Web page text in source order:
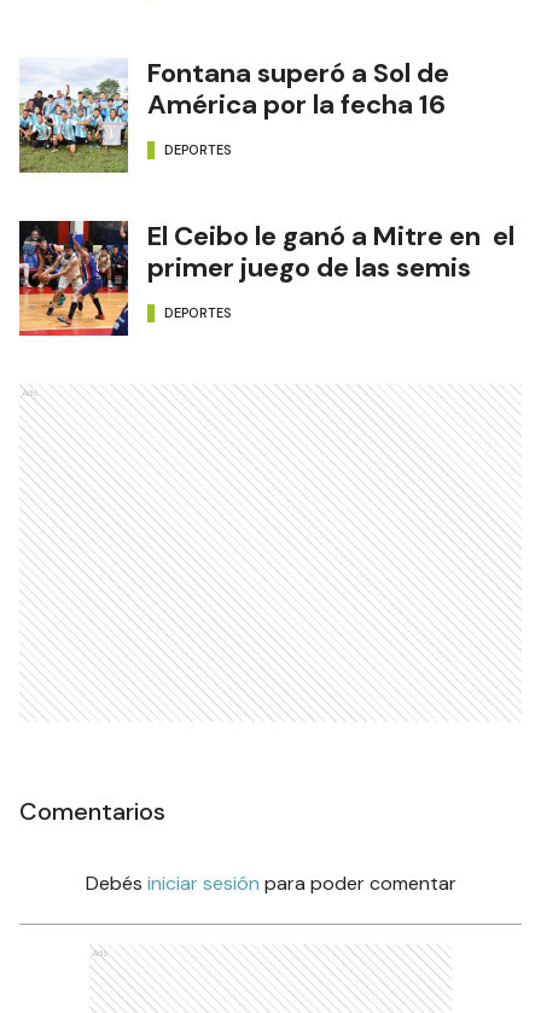
Fontana superó a Sol de
América por la fecha 16
DEPORTES
El Ceibo le ganó a Mitre en el
primer juego de las semis
DEPORTES
Ads
Comentarios
Debés iniciar sesión para poder comentar
Ads